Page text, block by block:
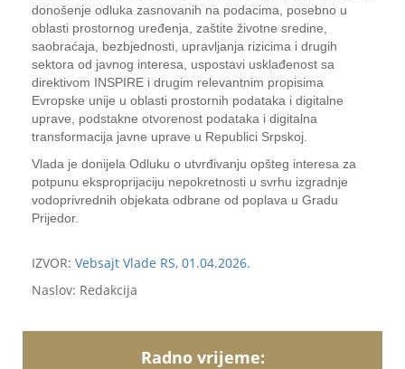
donošenje odluka zasnovanih na podacima, posebno u
oblasti prostornog uređenja, zaštite životne sredine,
saobraćaja, bezbjednosti, upravljanja rizicima i drugih
sektora od javnog interesa, uspostavi usklađenost sa
direktivom INSPIRE i drugim relevantnim propisima
Evropske unije u oblasti prostornih podataka i digitalne
uprave, podstakne otvorenost podataka i digitalna
transformacija javne uprave u Republici Srpskoj.
Vlada je donijela Odluku o utvrđivanju opšteg interesa za
potpunu eksproprijaciju nepokretnosti u svrhu izgradnje
vodoprivrednih objekata odbrane od poplava u Gradu
Prijedor.
IZVOR: Vebsajt Vlade RS, 01.04.2026.
Naslov: Redakcija
Radno vrijeme: